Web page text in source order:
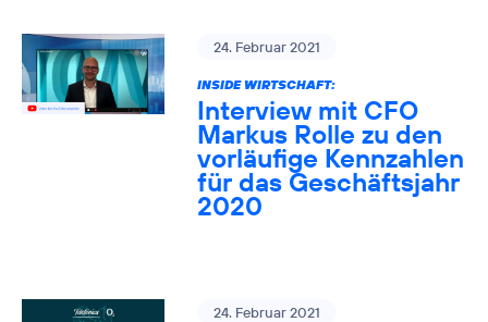
24. Februar 2021
INSIDE WIRTSCHAFT:
Interview mit CFO
Markus Rolle zu den
vorläufige Kennzahlen
für das Geschäftsjahr
2020
24. Februar 2021